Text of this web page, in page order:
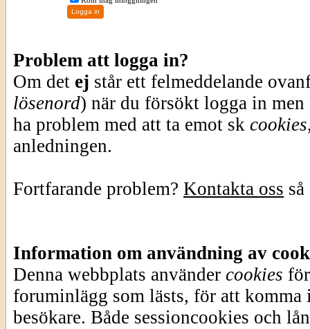
Problem att logga in?
Om det ej står ett felmeddelande
lösenord) när du försökt logga in
ha problem med att ta emot sk cookies
anledningen.
Fortfarande problem? Kontakta oss
Information om användning av
Denna webbplats använder cookies
foruminlägg som lästs, för att
besökare. Både sessioncookies och